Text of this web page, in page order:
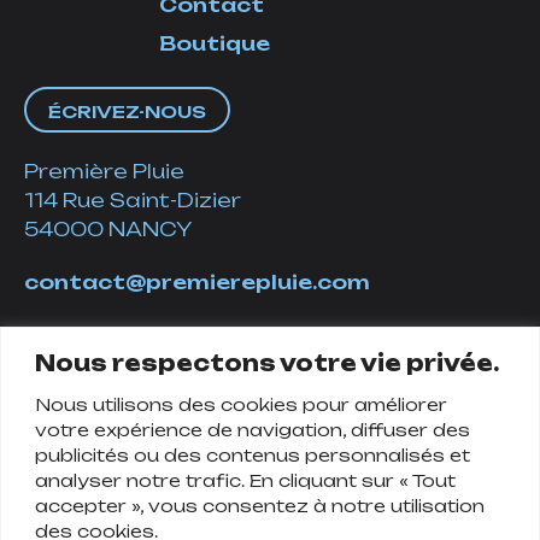
Nous respectons votre vie privée.
Nous utilisons des cookies pour améliorer
votre expérience de navigation, diffuser des
publicités ou des contenus personnalisés et
analyser notre trafic. En cliquant sur « Tout
accepter », vous consentez à notre utilisation
des cookies.
Contact
Boutique
ÉCRIVEZ-NOUS
Première Pluie
114 Rue Saint-Dizier
54000 NANCY
contact@premierepluie.com
Suivez-nous